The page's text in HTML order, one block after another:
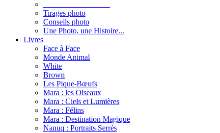
Tirages photo
Conseils photo
Une Photo, une Histoire...
Livres
Face à Face
Monde Animal
White
Brown
Les Pique-Bœufs
Mara : les Oiseaux
Mara : Ciels et Lumières
Mara : Félins
Mara : Destination Magique
Nanuq : Portraits Serrés